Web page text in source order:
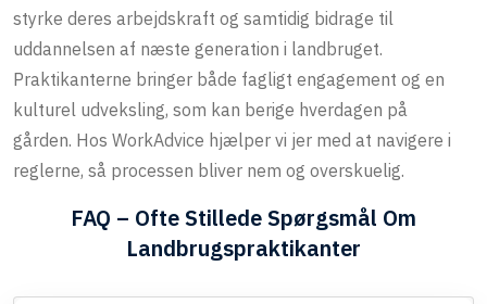
styrke deres arbejdskraft og samtidig bidrage til
uddannelsen af næste generation i landbruget.
Praktikanterne bringer både fagligt engagement og en
kulturel udveksling, som kan berige hverdagen på
gården. Hos WorkAdvice hjælper vi jer med at navigere i
reglerne, så processen bliver nem og overskuelig.
FAQ – Ofte Stillede Spørgsmål Om
Landbrugspraktikanter